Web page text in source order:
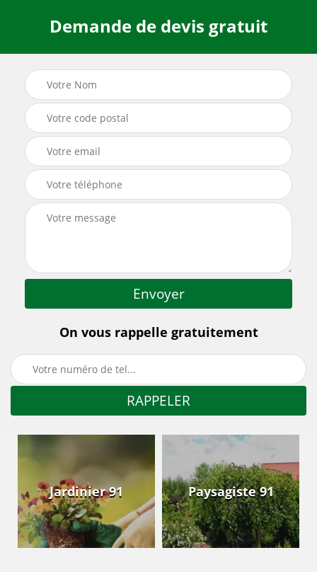
Demande de devis gratuit
On vous rappelle gratuitement
Jardinier 91 Paysagiste 91